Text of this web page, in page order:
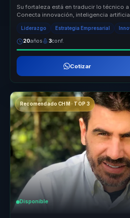
Su fortaleza está en traducir lo técnico
Conecta innovación, inteligencia
con p...
Liderazgo Estrategia Empresarial
20años 3conf.
Cotizar
Recomendado CHM · TOP 3
Disponible